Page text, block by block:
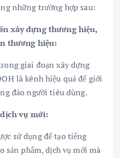
những trường hợp sau:
xây dựng thương hiệu,
thương hiệu:
giai đoạn xây dựng
là kênh hiệu quả để giới
đảo người tiêu dùng.
vụ mới:
sử dụng để tạo tiếng
sản phẩm, dịch vụ mới mà